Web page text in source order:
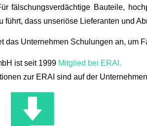
fälschungsverdächtige Bauteile,
führt, dass unseriöse Lieferanten und
das Unternehmen Schulungen an, um
ist seit 1999 Mitglied bei ERAI.
zur ERAI sind auf der